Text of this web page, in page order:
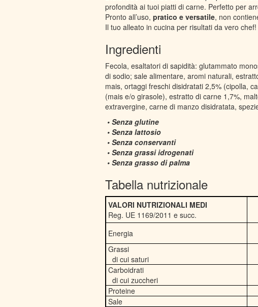
profondità ai tuoi piatti di carne. Perfetto per
Pronto all’uso, pratico e versatile, non
Il tuo alleato in cucina per risultati da vero chef!
Ingredienti
Fecola, esaltatori di sapidità: glutammato
di sodio; sale alimentare, aromi naturali,
mais, ortaggi freschi disidratati 2,5% (cipolla,
(mais e/o girasole), estratto di carne 1,7%,
extravergine, carne di manzo disidratata,
• Senza glutine
• Senza lattosio
• Senza conservanti
• Senza grassi idrogenati
• Senza grasso di palma
Tabella nutrizionale
VALORI NUTRIZIONALI MEDI
Reg. UE 1169/2011 e succ.
Energia
Grassi
di cui saturi
Carboidrati
di cui zuccheri
Proteine
Sale